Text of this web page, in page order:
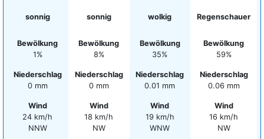
sonnig
Bewölkung
1%
Niederschlag
0 mm
Wind
24 km/h
NNW
sonnig
Bewölkung
8%
Niederschlag
0 mm
Wind
18 km/h
NW
wolkig
Bewölkung
35%
Niederschlag
0.01 mm
Wind
19 km/h
WNW
Regenschauer
Bewölkung
59%
Niederschlag
0.06 mm
Wind
16 km/h
NW